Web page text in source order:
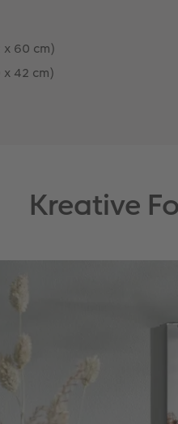
x 60 cm)
42 cm)
Kreative